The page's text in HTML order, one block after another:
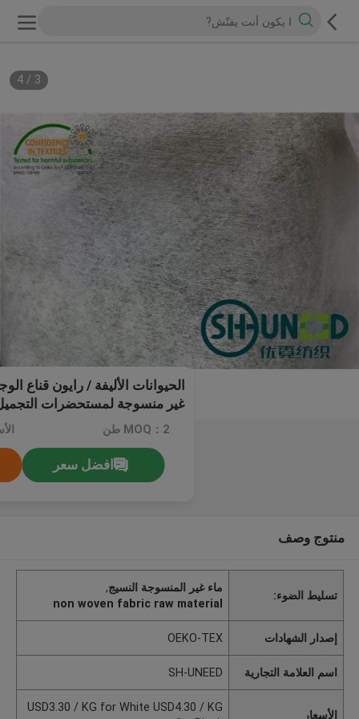
3
/
4
الحيوانات الأليفة / رايون قناع
غير منسوجة لمستحضرات
MOQ：2 طن
افضل سعر
منتوج وصف
تسليط الضوء:
ماء غير المنسوجة النسيج,
non woven fabric raw material
إصدار الشهادات OEKO-TEX
اسم العلامة التجارية SH-UNEED
الأسعار
USD3.30 / KG for White USD4.30 / KG